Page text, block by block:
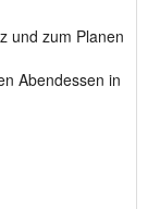
und zum Planen
Abendessen in